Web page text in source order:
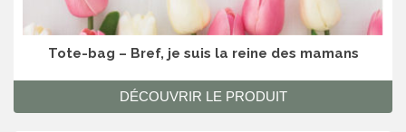
Tote-bag – Bref, je suis la reine des mamans
DÉCOUVRIR LE PRODUIT